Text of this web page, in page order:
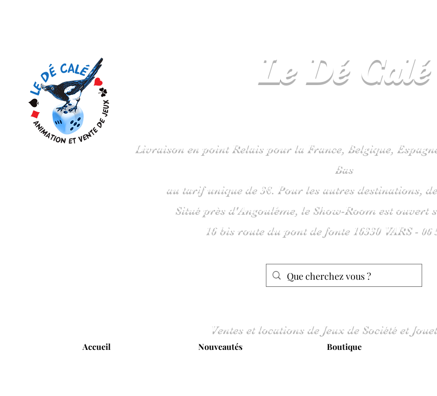
Le DéCalé
Livraison en point Relais pour la France, Belgique,
Bas
au tarif unique de 3€. Pour les autres destinations,
Situé près d'Angoulême, le Show-Room est ouvert
16 bis route du pont de fonte 16330 VARS - 06
Ventes et locations de Jeux de Société et
Accueil Nouveautés Boutique